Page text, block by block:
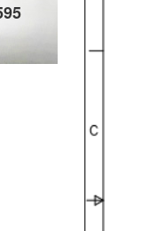
芯片高温老化测试结温Tj标准与鸿怡电子芯片测试座控温方案